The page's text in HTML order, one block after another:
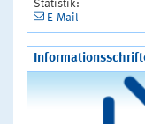
Statistik:
E-Mail